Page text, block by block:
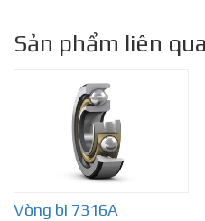
Sản phẩm liên
Vòng bi 7316A